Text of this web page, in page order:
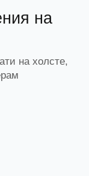
на
на холсте,